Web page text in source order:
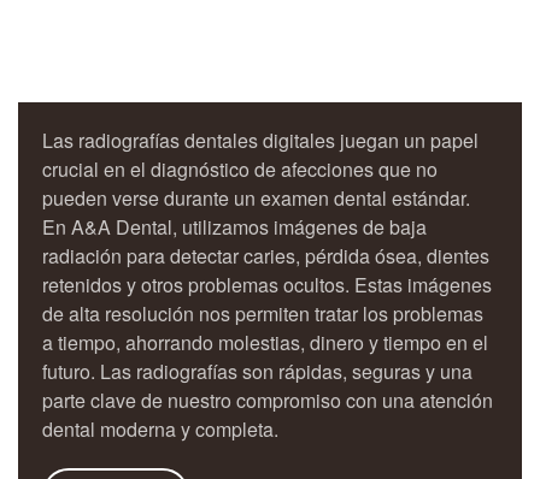
Las radiografías dentales digitales juegan un papel
crucial en el diagnóstico de afecciones que no
pueden verse durante un examen dental estándar.
En A&A Dental, utilizamos imágenes de baja
radiación para detectar caries, pérdida ósea, dientes
retenidos y otros problemas ocultos. Estas imágenes
de alta resolución nos permiten tratar los problemas
a tiempo, ahorrando molestias, dinero y tiempo en el
futuro. Las radiografías son rápidas, seguras y una
parte clave de nuestro compromiso con una atención
dental moderna y completa.